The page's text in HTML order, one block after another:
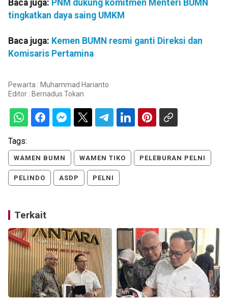
Baca juga: PNM dukung komitmen Menteri BUMN
tingkatkan daya saing UMKM
Baca juga: Kemen BUMN resmi ganti Direksi dan
Komisaris Pertamina
Pewarta : Muhammad Harianto
Editor : Bernadus Tokan
Tags:
WAMEN BUMN WAMEN TIKO PELEBURAN PELNI
PELINDO ASDP PELNI
Terkait